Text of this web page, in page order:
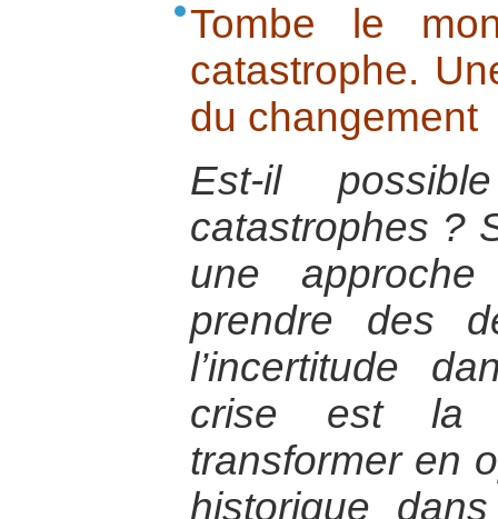
Tombe le
catastrophe.
du changement
Est-il
catastrophes ?
une
prendre des
l’incertitude
crise est la
transformer en
historique